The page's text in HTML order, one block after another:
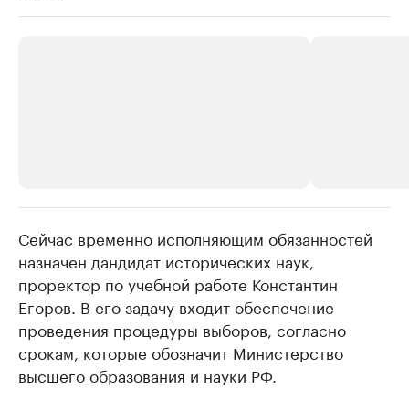
Крупные организации в
нефтегазовой промышленности
Найдите и проверьте данные в каталоге Посмотрите
Сейчас временно исполняющим обязанностей
назначен дандидат исторических наук,
проректор по учебной работе Константин
Егоров. В его задачу входит обеспечение
проведения процедуры выборов, согласно
срокам, которые обозначит Министерство
высшего образования и науки РФ.